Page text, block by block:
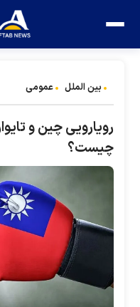
بین الملل عمومی
رویارویی چین و
چیست؟